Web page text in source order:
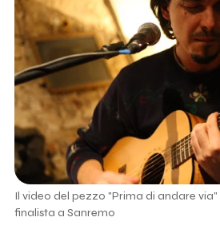
Il video del pezzo "Prima di andare
finalista a Sanremo